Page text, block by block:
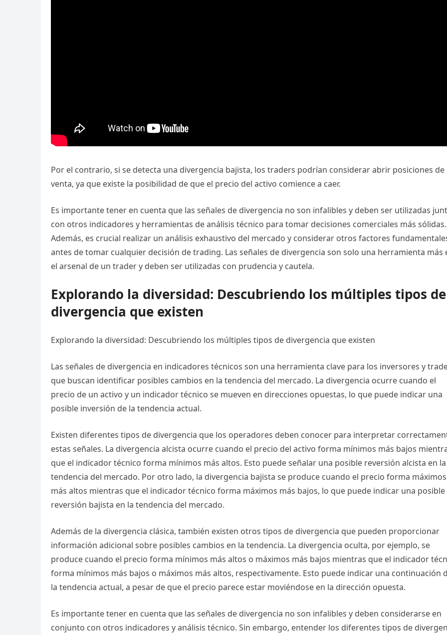
Por el contrario, si se detecta una divergencia bajista, los traders podrían considerar abrir posiciones de
venta, ya que existe la posibilidad de que el precio del activo comience a caer.
Es importante tener en cuenta que las señales de divergencia no son infalibles y deben ser utilizadas
con otros indicadores y herramientas de análisis técnico para tomar decisiones comerciales más sólidas.
Además, es crucial realizar un análisis exhaustivo del mercado y considerar otros factores
antes de tomar cualquier decisión de trading. Las señales de divergencia son solo una herramienta más
el arsenal de un trader y deben ser utilizadas con prudencia y cautela.
Explorando la diversidad: Descubriendo los múltiples tipos de
divergencia que existen
Explorando la diversidad: Descubriendo los múltiples tipos de divergencia que existen
Las señales de divergencia en indicadores técnicos son una herramienta clave para los inversores y
que buscan identificar posibles cambios en la tendencia del mercado. La divergencia ocurre cuando el
precio de un activo y un indicador técnico se mueven en direcciones opuestas, lo que puede indicar una
posible inversión de la tendencia actual.
Existen diferentes tipos de divergencia que los operadores deben conocer para interpretar
estas señales. La divergencia alcista ocurre cuando el precio del activo forma mínimos más bajos
que el indicador técnico forma mínimos más altos. Esto puede señalar una posible reversión alcista en la
tendencia del mercado. Por otro lado, la divergencia bajista se produce cuando el precio forma máximos
más altos mientras que el indicador técnico forma máximos más bajos, lo que puede indicar una posible
reversión bajista en la tendencia del mercado.
Además de la divergencia clásica, también existen otros tipos de divergencia que pueden proporcionar
información adicional sobre posibles cambios en la tendencia. La divergencia oculta, por ejemplo, se
produce cuando el precio forma mínimos más altos o máximos más bajos mientras que el indicador
forma mínimos más bajos o máximos más altos, respectivamente. Esto puede indicar una continuación
la tendencia actual, a pesar de que el precio parece estar moviéndose en la dirección opuesta.
Es importante tener en cuenta que las señales de divergencia no son infalibles y deben considerarse en
conjunto con otros indicadores y análisis técnico. Sin embargo, entender los diferentes tipos de